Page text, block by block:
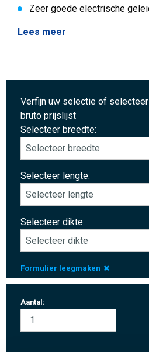
Zeer goede electrische
Lees meer
Verfijn uw selectie of
bruto prijslijst
Selecteer breedte:
Selecteer lengte:
Selecteer dikte:
Formulier leegmaken
Aantal: